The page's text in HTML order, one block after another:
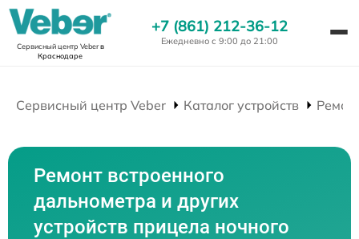
Сервисный центр Veberв
Краснодаре
+7 (861) 212-36-12
Ежедневно с 9:00 до 21:00
Сервисный центр Veber Каталог устройств
Ремонт встроенного
дальнометра и других
устройств прицела ночного